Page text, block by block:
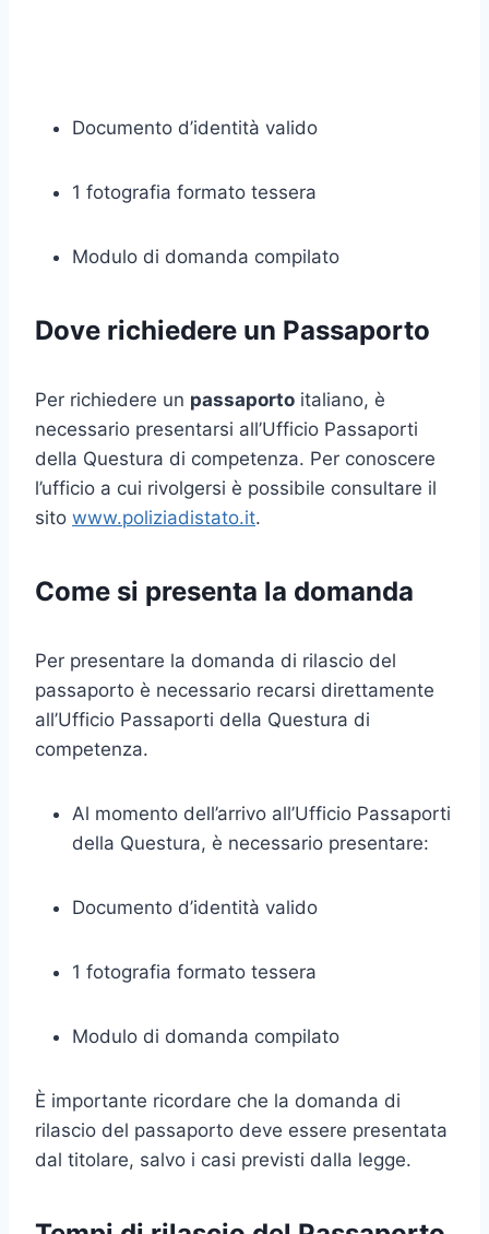
Documento d’identità valido
1 fotografia formato tessera
Modulo di domanda compilato
Dove richiedere un Passaporto
Per richiedere un passaporto italiano, è
necessario presentarsi all’Ufficio Passaporti
della Questura di competenza. Per conoscere
l’ufficio a cui rivolgersi è possibile consultare il
sito www.poliziadistato.it.
Come si presenta la domanda
Per presentare la domanda di rilascio del
passaporto è necessario recarsi direttamente
all’Ufficio Passaporti della Questura di
competenza.
Al momento dell’arrivo all’Ufficio Passaporti
della Questura, è necessario presentare:
Documento d’identità valido
1 fotografia formato tessera
Modulo di domanda compilato
È importante ricordare che la domanda di
rilascio del passaporto deve essere presentata
dal titolare, salvo i casi previsti dalla legge.